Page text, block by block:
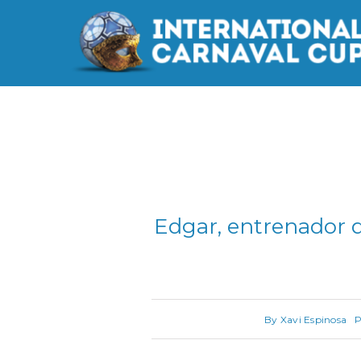
Edgar, entrenador
By Xavi Espinosa